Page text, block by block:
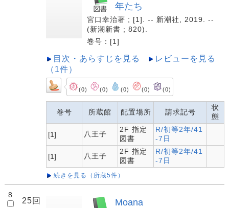
年たち
宮口幸治著 ; [1]. -- 新潮社, 2019. --
(新潮新書 ; 820).
巻号：[1]
目次・あらすじを見る
レビューを見る
（1件）
(0) (0) (0) (0) (0)
巻号 所蔵館 配置場所 請求記号
状
態
[1] 八王子
2F 指定
図書
R/初等2年/41
-7日
[1] 八王子
2F 指定
図書
R/初等2年/41
-7日
続きを見る（所蔵5件）
8
25回 Moana